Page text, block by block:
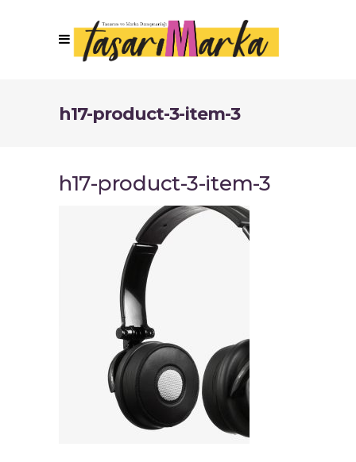
h17-product-3-item-3
h17-product-3-item-3